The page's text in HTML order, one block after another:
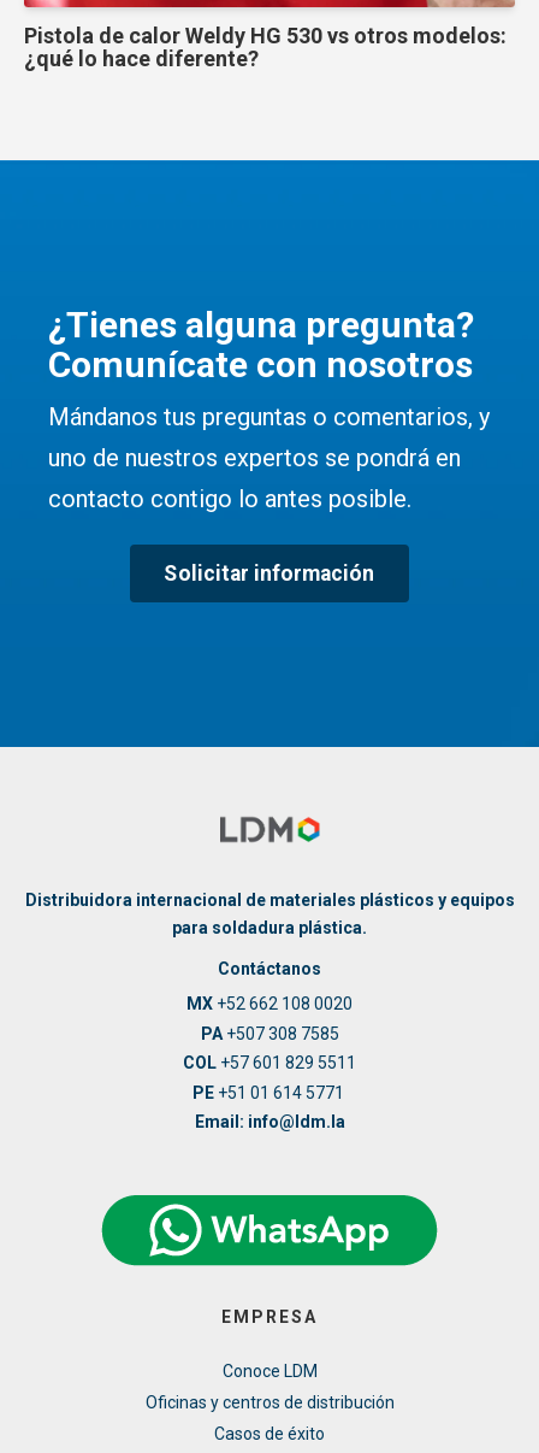
Pistola de calor Weldy HG 530 vs otros modelos:
¿qué lo hace diferente?
¿Tienes alguna pregunta?
Comunícate con nosotros
Mándanos tus preguntas o comentarios, y
uno de nuestros expertos se pondrá en
contacto contigo lo antes posible.
Solicitar información
Distribuidora internacional de materiales plásticos y equipos
para soldadura plástica.
Contáctanos
MX +52 662 108 0020
PA+507 308 7585
COL +57 601 829 5511
PE +51 01 614 5771
Email: info@ldm.la
EMPRESA
Conoce LDM
Oficinas y centros de distribución
Casos de éxito